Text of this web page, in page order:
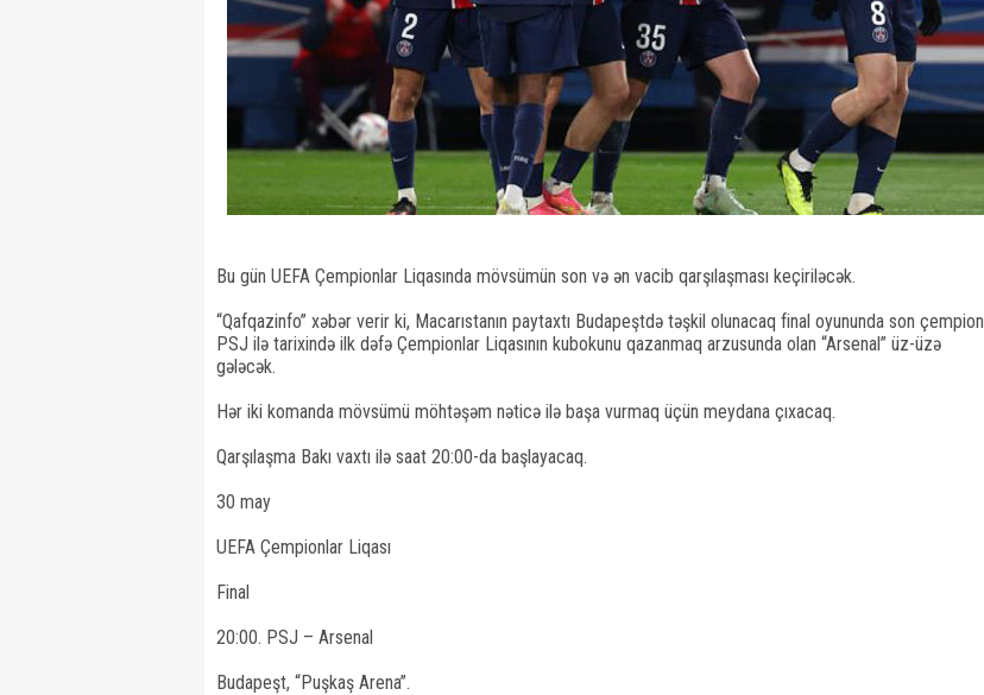
Bu gün UEFA Çempionlar Liqasında mövsümün son və ən vacib qarşılaşması keçiriləcək.
“Qafqazinfo” xəbər verir ki, Macarıstanın paytaxtı Budapeştdə təşkil olunacaq final oyununda son çempion
PSJ ilə tarixində ilk dəfə Çempionlar Liqasının kubokunu qazanmaq arzusunda olan “Arsenal” üz-üzə
gələcək.
Hər iki komanda mövsümü möhtəşəm nəticə ilə başa vurmaq üçün meydana çıxacaq.
Qarşılaşma Bakı vaxtı ilə saat 20:00-da başlayacaq.
30 may
UEFA Çempionlar Liqası
Final
20:00. PSJ – Arsenal
Budapeşt, “Puşkaş Arena”.